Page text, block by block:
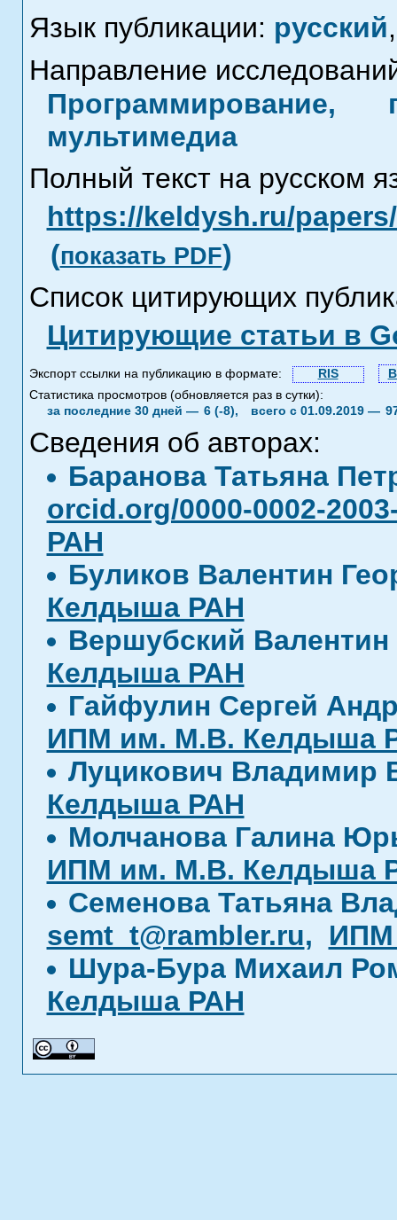
Язык публикации: русский,
Направление
Программирование,
мультимедиа
Полный текст на русском
https://keldysh.ru/
(показать PDF)
Список цитирующих
Цитирующие статьи в
Экспорт ссылки на публикацию в формате: RIS
Статистика просмотров (обновляется раз в сутки):
за последние 30 дней — 6 (-8), всего с 01.09.2019 —
Сведения об авторах:
Баранова Татьяна
orcid.org/0000-0002-
РАН
Буликов Валентин
Келдыша РАН
Вершубский
Келдыша РАН
Гайфулин Сергей
ИПМ им. М.В. Келдыша
Луцикович
Келдыша РАН
Молчанова Галина
ИПМ им. М.В. Келдыша
Семенова Татьяна
semt_t@rambler.ru, ИПМ
Шура-Бура Михаил
Келдыша РАН